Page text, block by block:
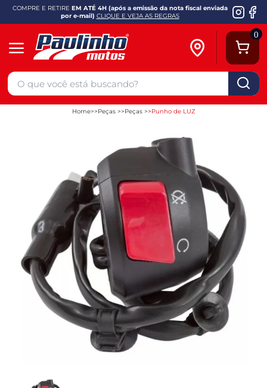
COMPRE E RETIRE EM ATÉ 4H (após a emissão da nota fiscal enviada
por e-mail) CLIQUE E VEJA AS REGRAS
0
Home Peças Peças Punho de LUZ